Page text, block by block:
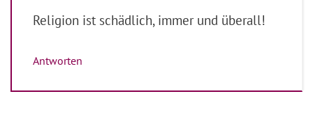
Religion ist schädlich, immer und überall!
Antworten